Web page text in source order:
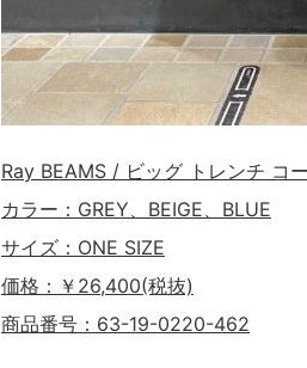
Ray BEAMS / ビッグ トレンチ コ
カラー：GREY、BEIGE、BLUE
サイズ：ONE SIZE
価格：￥26,400(税抜)
商品番号：63-19-0220-462